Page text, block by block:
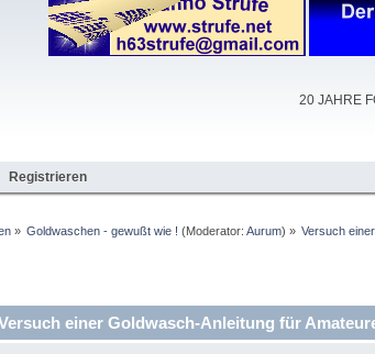
20 JAHRE
Registrieren
» Goldwaschen - gewußt wie ! (Moderator: Aurum) » Versuch
einer Goldwasch-Anleitung für